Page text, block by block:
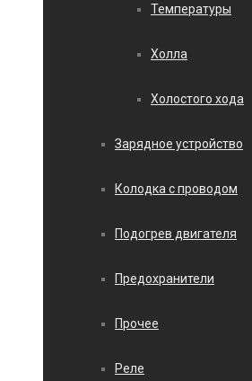
Температуры
Холла
Холостого хода
Зарядное устройство
Колодка с проводом
Подогрев двигателя
Предохранители
Прочее
Реле